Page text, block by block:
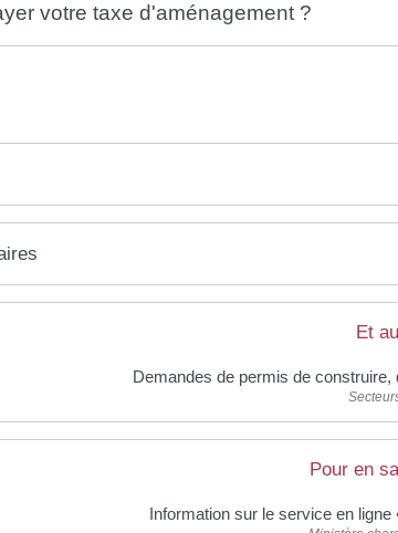
votre taxe d'aménagement ?
Et
Demandes de permis de
Pour en
Information sur le service en